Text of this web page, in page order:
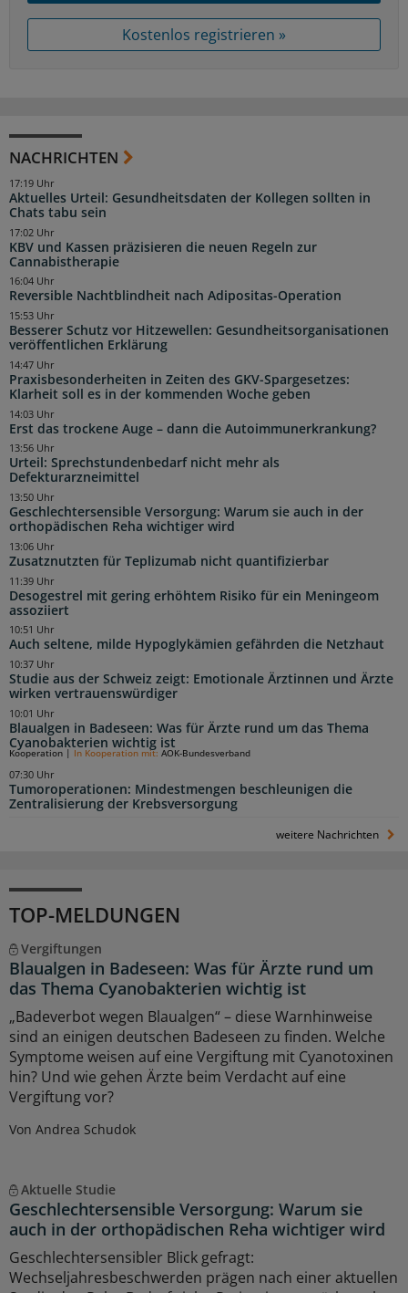
Kostenlos registrieren »
NACHRICHTEN
Aktuelles Urteil: Gesundheitsdaten der Kollegen sollten in
Chats tabu sein
17:19 Uhr
KBV und Kassen präzisieren die neuen Regeln zur
Cannabistherapie
17:02 Uhr
Reversible Nachtblindheit nach Adipositas-Operation
16:04 Uhr
Besserer Schutz vor Hitzewellen: Gesundheitsorganisationen
veröffentlichen Erklärung
15:53 Uhr
Praxisbesonderheiten in Zeiten des GKV-Spargesetzes:
Klarheit soll es in der kommenden Woche geben
14:47 Uhr
Erst das trockene Auge – dann die Autoimmunerkrankung?
14:03 Uhr
Urteil: Sprechstundenbedarf nicht mehr als
Defekturarzneimittel
13:56 Uhr
Geschlechtersensible Versorgung: Warum sie auch in der
orthopädischen Reha wichtiger wird
13:50 Uhr
Zusatznutzten für Teplizumab nicht quantifizierbar
13:06 Uhr
Desogestrel mit gering erhöhtem Risiko für ein Meningeom
assoziiert
11:39 Uhr
Auch seltene, milde Hypoglykämien gefährden die Netzhaut
10:51 Uhr
Studie aus der Schweiz zeigt: Emotionale Ärztinnen und Ärzte
wirken vertrauenswürdiger
10:37 Uhr
Blaualgen in Badeseen: Was für Ärzte rund um das Thema
Cyanobakterien wichtig ist
10:01 Uhr
Tumoroperationen: Mindestmengen beschleunigen die
Zentralisierung der Krebsversorgung
Kooperation | In Kooperation mit: AOK-Bundesverband
07:30 Uhr
weitere Nachrichten
TOP-MELDUNGEN
Vergiftungen
Blaualgen in Badeseen: Was für Ärzte rund um
das Thema Cyanobakterien wichtig ist
„Badeverbot wegen Blaualgen“ – diese Warnhinweise
sind an einigen deutschen Badeseen zu finden. Welche
Symptome weisen auf eine Vergiftung mit Cyanotoxinen
hin? Und wie gehen Ärzte beim Verdacht auf eine
Vergiftung vor?
Von Andrea Schudok
Aktuelle Studie
Geschlechtersensible Versorgung: Warum sie
auch in der orthopädischen Reha wichtiger wird
Geschlechtersensibler Blick gefragt:
Wechseljahresbeschwerden prägen nach einer aktuellen